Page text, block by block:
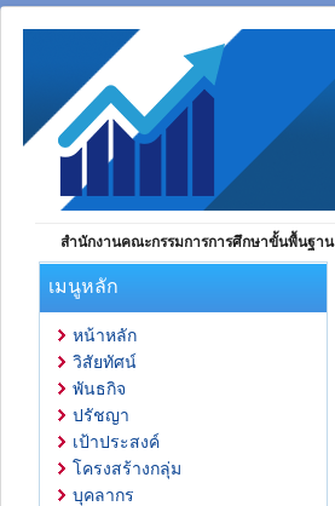
สำนักงานคณะกรรมการการศึกษาขั้นพื้นฐาน
เมนูหลัก
หน้าหลัก
วิสัยทัศน์
พันธกิจ
ปรัชญา
เป้าประสงค์
โครงสร้างกลุ่ม
บุคลากร